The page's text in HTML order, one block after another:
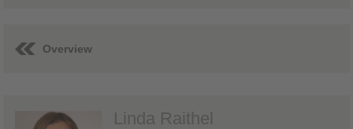
Overview
Linda Raithel